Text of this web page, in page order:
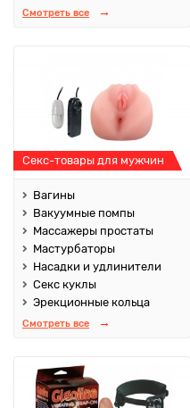
Смотреть все
Секс-товары для мужчин
Вагины
Вакуумные помпы
Массажеры простаты
Мастурбаторы
Насадки и удлинители
Секс куклы
Эрекционные кольца
Смотреть все